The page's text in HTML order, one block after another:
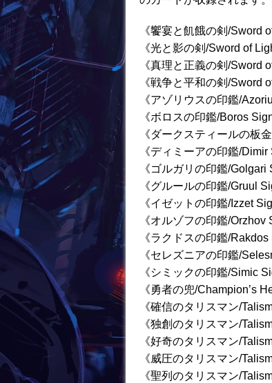
《饗宴と飢餓の剣/Sword
《光と影の剣/Sword of
《真理と正義の剣/Sword
《戦争と平和の剣/Sword
《アゾリウスの印鑑/
《ボロスの印鑑/Boros
《ダークスティールの板
《ディミーアの印鑑/Dimir
《ゴルガリの印鑑/Golgari
《グルールの印鑑/Gruul
《イゼットの印鑑/Izzet
《オルゾフの印鑑/Orzhov
《ラクドスの印鑑/Rakdos
《セレズニアの印鑑/
《シミックの印鑑/Simic
《勇者の兜/Champion’s
《確信のタリスマン/
《独創のタリスマン/
《好奇のタリスマン/
《威圧のタリスマン/
《聖列のタリスマン/